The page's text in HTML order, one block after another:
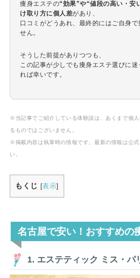
痩身エステの“効果”や“値段の高い・安
け取り方に個人差があり、
口コミがどうあれ、最終的にはご自身で
せん。
そうした前提がありつつも、
この記事が少しでも痩身エステ選びに
れば幸いです。
※当記事でご紹介している体験談は、あくまで個
るものではございません。
※掲載内容は執筆時の情報です。最新の情報は公
い。
もくじ [表示]
名古屋で安い！おすすめの
1. エステティック ミス・パ